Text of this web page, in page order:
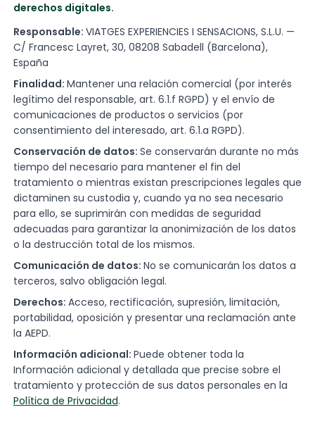
derechos digitales.
Responsable: VIATGES EXPERIENCIES I SENSACIONS, S.L.U. —
C/ Francesc Layret, 30, 08208 Sabadell (Barcelona),
España
Finalidad: Mantener una relación comercial (por interés
legítimo del responsable, art. 6.1.f RGPD) y el envío de
comunicaciones de productos o servicios (por
consentimiento del interesado, art. 6.1.a RGPD).
Conservación de datos: Se conservarán durante no más
tiempo del necesario para mantener el fin del
tratamiento o mientras existan prescripciones legales que
dictaminen su custodia y, cuando ya no sea necesario
para ello, se suprimirán con medidas de seguridad
adecuadas para garantizar la anonimización de los datos
o la destrucción total de los mismos.
Comunicación de datos: No se comunicarán los datos a
terceros, salvo obligación legal.
Derechos: Acceso, rectificación, supresión, limitación,
portabilidad, oposición y presentar una reclamación ante
la AEPD.
Información adicional: Puede obtener toda la
Información adicional y detallada que precise sobre el
tratamiento y protección de sus datos personales en la
Política de Privacidad.